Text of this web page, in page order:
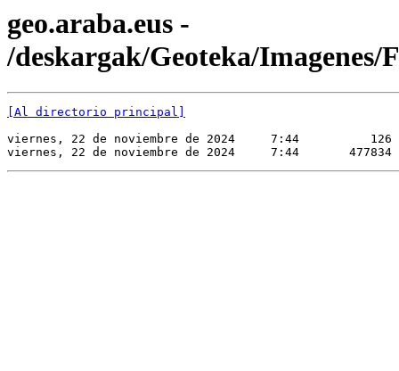
geo.araba.eus -
/deskargak/Geoteka/
[Al directorio principal]
viernes, 22 de noviembre de 2024     7:44          126
viernes, 22 de noviembre de 2024     7:44       477834